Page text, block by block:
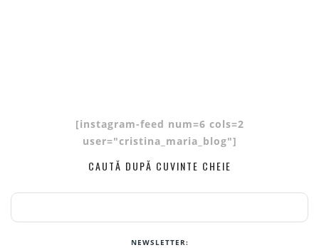
[instagram-feed num=6 cols=2
user="cristina_maria_blog"]
CAUTĂ DUPĂ CUVINTE CHEIE
NEWSLETTER: